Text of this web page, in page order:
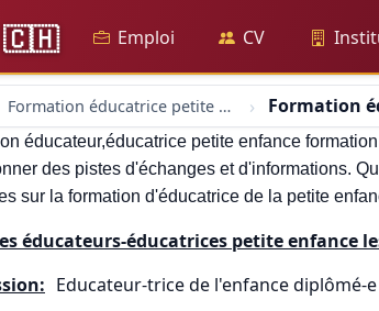
🇨🇭 Emploi CV
Formation éducatrice petite enfance formation et emploi professionnelle éducateur moniteur Formation
éducateur,éducatrice petite enfance
des pistes d'échanges et d'informations.
sur la formation d'éducatrice de la petite
éducateurs-éducatrices petite enfance
Educateur-trice de l'enfance diplômé-e